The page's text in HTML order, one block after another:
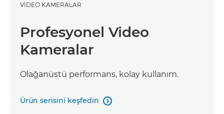
VİDEO KAMERALAR
Profesyonel Video
Kameralar
Olağanüstü performans, kolay kullanım.
Ürün serisini keşfedin 